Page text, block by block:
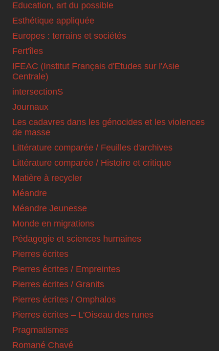
Education, art du possible
Esthétique appliquée
Europes : terrains et sociétés
Fert'îles
IFEAC (Institut Français d'Etudes sur l'Asie
Centrale)
intersectionS
Journaux
Les cadavres dans les génocides et les violences
de masse
Littérature comparée / Feuilles d'archives
Littérature comparée / Histoire et critique
Matière à recycler
Méandre
Méandre Jeunesse
Monde en migrations
Pédagogie et sciences humaines
Pierres écrites
Pierres écrites / Empreintes
Pierres écrites / Granits
Pierres écrites / Omphalos
Pierres écrites – L'Oiseau des runes
Pragmatismes
Romané Chavé